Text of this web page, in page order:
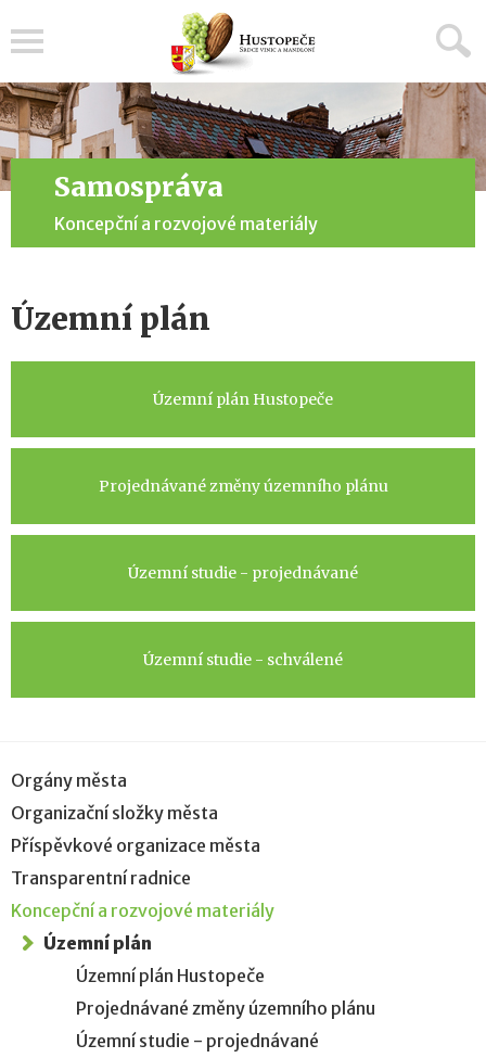
Samospráva
Koncepční a rozvojové materiály
Územní plán
Územní plán Hustopeče
Projednávané změny územního plánu
Územní studie - projednávané
Územní studie - schválené
Orgány města
Organizační složky města
Příspěvkové organizace města
Transparentní radnice
Koncepční a rozvojové materiály
Územní plán
Územní plán Hustopeče
Projednávané změny územního plánu
Územní studie - projednávané